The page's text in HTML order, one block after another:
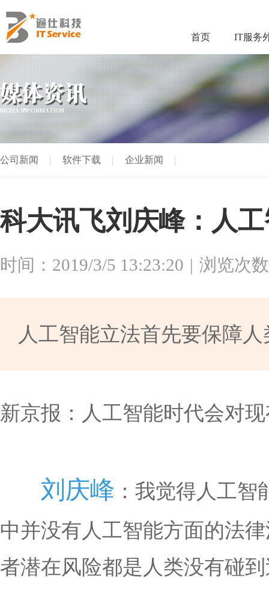
首页 IT服务
媒体资讯
MEDIA INFORMATION
公司新闻 软件下载 企业新闻
科大讯飞刘庆峰：人
时间：2019/3/5 13:23:20 浏览次
人工智能立法首先要保障
新京报：人工智能时代会对
刘庆峰 ：我觉得人工
中并没有人工智能方面的法
者潜在风险都是人类没有碰